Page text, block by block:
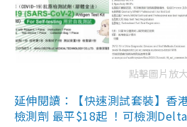
點擊圖片放大
延伸閱讀：【快速測試套裝】香
檢測劑 最平$18起 ！可檢測